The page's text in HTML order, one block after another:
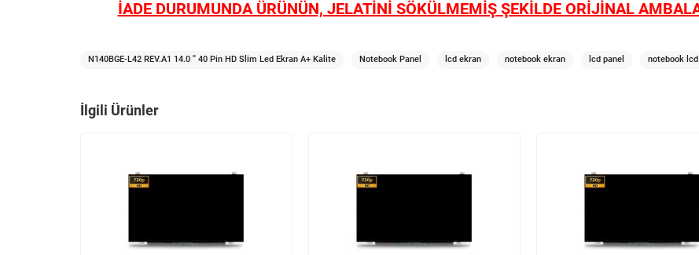
İADE DURUMUNDA ÜRÜNÜN, JELATİNİ SÖKÜLMEMİŞ ŞEKİLDE ORİJİNAL
N140BGE-L42 REV.A1 14.0 '' 40 Pin HD Slim Led Ekran A+ Kalite Notebook Panel lcd ekran notebook ekran lcd panel notebook lcd
İlgili Ürünler